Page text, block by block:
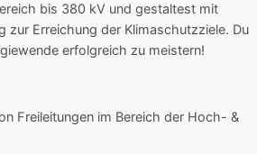
bis 380 kV und gestaltest mit
zur Erreichung der Klimaschutzziele. Du
erfolgreich zu meistern!
Freileitungen im Bereich der Hoch- &